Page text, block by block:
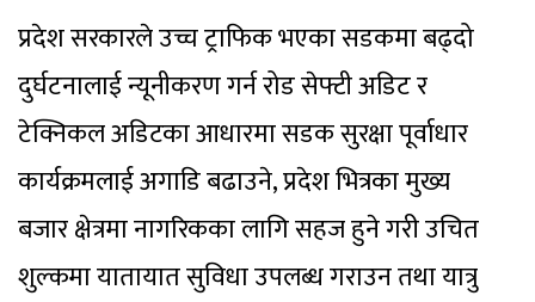
प्रदेश सरकारले उच्च ट्राफिक भएका सडकमा बढ्दो
दुर्घटनालाई न्यूनीकरण गर्न रोड सेफ्टी अडिट र
टेक्निकल अडिटका आधारमा सडक सुरक्षा पूर्वाधार
कार्यक्रमलाई अगाडि बढाउने, प्रदेश भित्रका मुख्य
बजार क्षेत्रमा नागरिकका लागि सहज हुने गरी उचित
शुल्कमा यातायात सुविधा उपलब्ध गराउन तथा यात्रु